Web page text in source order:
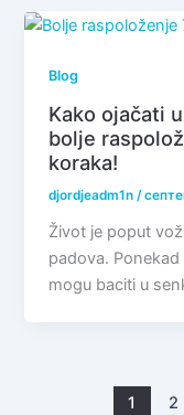
Blog
Kako ojačati
bolje
koraka!
djordjeadm1n/
Život je poput
padova.
mogu baciti u
1 2